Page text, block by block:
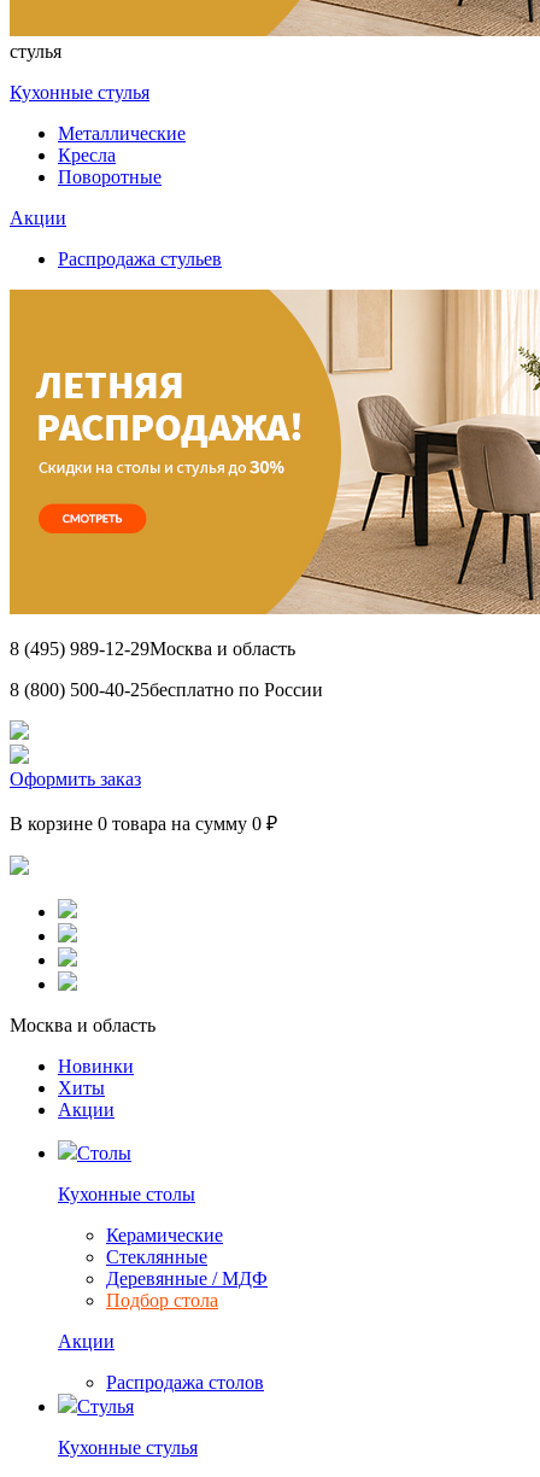
стулья
Кухонные стулья
Металлические
Кресла
Поворотные
Акции
Распродажа стульев
8 (495) 989-12-29Москва и область
8 (800) 500-40-25бесплатно по России
Оформить заказ
В корзине 0 товара на сумму 0 ₽
Москва и область
Новинки
Хиты
Акции
Столы
Кухонные столы
Керамические
Стеклянные
Деревянные / МДФ
Подбор стола
Акции
Распродажа столов
Стулья
Кухонные стулья